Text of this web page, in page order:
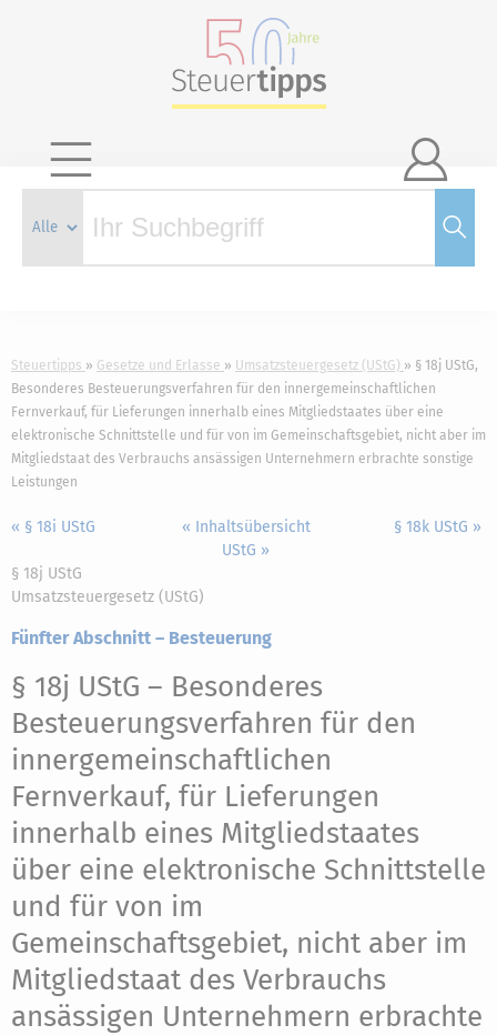

Steuertipps Gesetze und Erlasse Umsatzsteuergesetz (UStG)
§ 18j UStG,
Besonderes Besteuerungsverfahren für den innergemeinschaftlichen
Fernverkauf, für Lieferungen innerhalb eines Mitgliedstaates über eine
elektronische Schnittstelle und für von im Gemeinschaftsgebiet, nicht aber im
Mitgliedstaat des Verbrauchs ansässigen Unternehmern erbrachte sonstige
Leistungen
« § 18i UStG
« Inhaltsübersicht
UStG »
§ 18k UStG »
§ 18j UStG
Umsatzsteuergesetz (UStG)
Fünfter Abschnitt – Besteuerung
§ 18j UStG – Besonderes
Besteuerungsverfahren für den
innergemeinschaftlichen
Fernverkauf, für Lieferungen
innerhalb eines Mitgliedstaates
über eine elektronische Schnittstelle
und für von im
Gemeinschaftsgebiet, nicht aber im
Mitgliedstaat des Verbrauchs
ansässigen Unternehmern erbrachte